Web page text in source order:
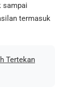
sampai
termasuk
Tertekan